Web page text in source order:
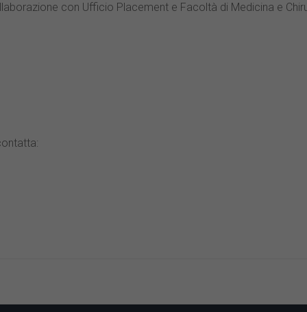
TEM, XPS or AFM);
con Ufficio Placement e Facoltà di Medicina e